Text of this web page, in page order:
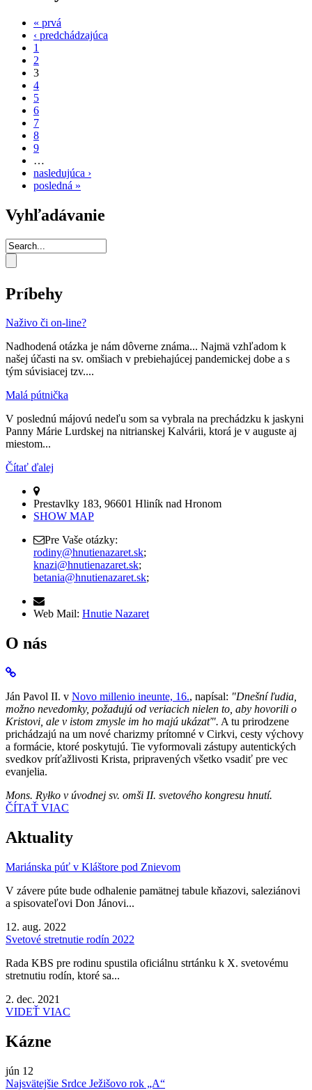
« prvá
‹ predchádzajúca
1
2
3
4
5
6
7
8
9
…
nasledujúca ›
posledná »
Vyhľadávanie
Príbehy
Naživo či on-line?
Nadhodená otázka je nám dôverne známa... Najmä vzhľadom k
našej účasti na sv. omšiach v prebiehajúcej pandemickej dobe a s
tým súvisiacej tzv....
Malá pútnička
V poslednú májovú nedeľu som sa vybrala na prechádzku k jaskyni
Panny Márie Lurdskej na nitrianskej Kalvárii, ktorá je v auguste aj
miestom...
Čítať ďalej
Prestavlky 183, 96601 Hliník nad Hronom
SHOW MAP
Pre Vaše otázky:
rodiny@hnutienazaret.sk;
knazi@hnutienazaret.sk;
betania@hnutienazaret.sk;
Web Mail: Hnutie Nazaret
O nás
Ján Pavol II. v Novo millenio ineunte, 16., napísal: "Dnešní ľudia,
možno nevedomky, požadujú od veriacich nielen to, aby hovorili o
Kristovi, ale v istom zmysle im ho majú ukázať". A tu prirodzene
prichádzajú na um nové charizmy prítomné v Cirkvi, cesty výchovy
a formácie, ktoré poskytujú. Tie vyformovali zástupy autentických
svedkov príťažlivosti Krista, pripravených všetko vsadiť pre vec
evanjelia.
Mons. Ryłko v úvodnej sv. omši II. svetového kongresu hnutí.
ČÍTAŤ VIAC
Aktuality
Mariánska púť v Kláštore pod Znievom
V závere púte bude odhalenie pamätnej tabule kňazovi, saleziánovi
a spisovateľovi Don Jánovi...
12. aug. 2022
Svetové stretnutie rodín 2022
Rada KBS pre rodinu spustila oficiálnu strtánku k X. svetovému
stretnutiu rodín, ktoré sa...
2. dec. 2021
VIDEŤ VIAC
Kázne
jún 12
Najsvätejšie Srdce Ježišovo rok „A“